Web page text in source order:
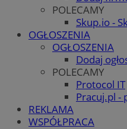
POLECAMY
Skup.io -
OGŁOSZENIA
OGŁOSZENIA
Dodaj
POLECAMY
Protocol IT
Pracuj.pl -
REKLAMA
WSPÓŁPRACA